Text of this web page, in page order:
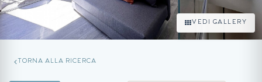
VEDI GALLERY
TORNA ALLA RICERCA